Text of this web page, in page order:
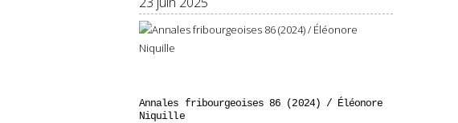
Annales fribourgeoises 86 (2024) / Éléonore
Niquille